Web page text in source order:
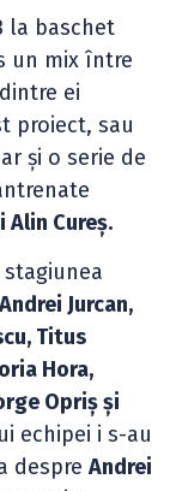
la baschet
un mix între
ei
proiect, sau
și o serie de
Alin Cureș.
Jurcan,
Titus
Hora,
Opriş şi
echipei i s-au
despre Andrei